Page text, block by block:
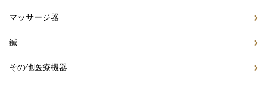
マッサージ器
鍼
その他医療機器